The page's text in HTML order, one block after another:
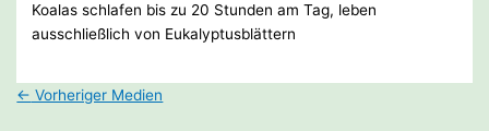
Koalas schlafen bis zu 20 Stunden am Tag, leben
ausschließlich von Eukalyptusblättern
← Vorheriger Medien